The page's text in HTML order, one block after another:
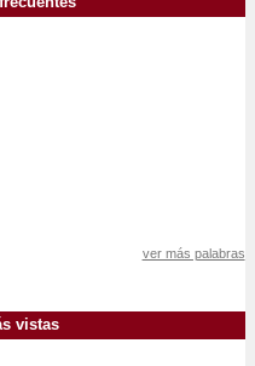
ver más palabras
vistas